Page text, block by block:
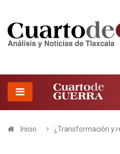
Inicio ¿Transformación y